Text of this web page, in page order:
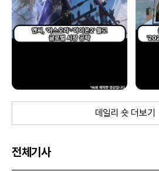
데일리 숏 더보기
전체기사